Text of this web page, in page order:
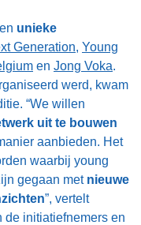
unieke
Generation, Young
en Jong Voka.
werd, kwam
“We willen
uit te bouwen
aanbieden. Het
waarbij young
gegaan met nieuwe
”, vertelt
de initiatiefnemers en